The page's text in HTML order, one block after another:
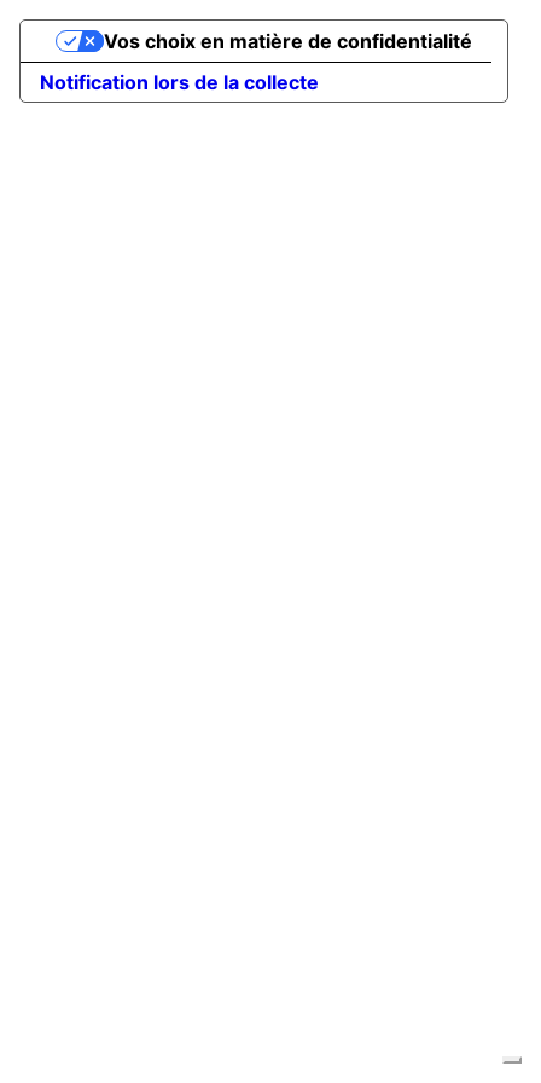
Notification lors de la collecte
Vos choix en matière de confidentialité